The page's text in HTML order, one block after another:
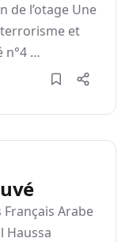
de l’otage Une
terrorisme et
n°4 …
Arabe
Haussa